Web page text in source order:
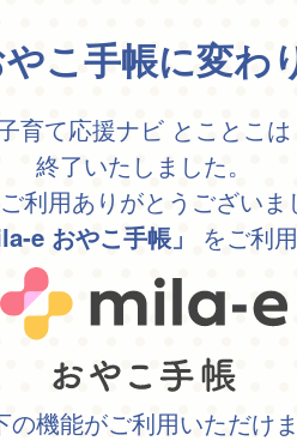
こ手帳に変わ
育て応援ナビ とことこは
終了いたしました。
利用ありがとうございま
e おやこ手帳」 をご利
の機能がご利用いただけ